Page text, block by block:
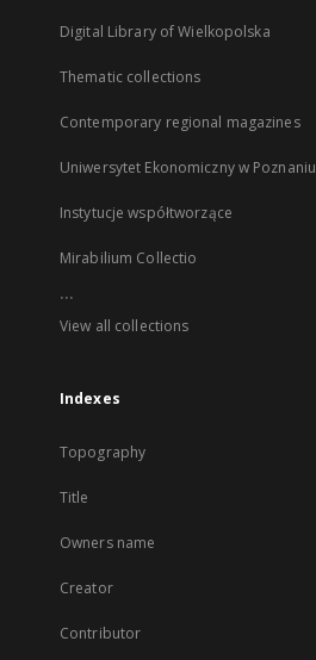
Digital Library of Wielkopolska
Thematic collections
Contemporary regional magazines
Uniwersytet Ekonomiczny w Poznaniu
Instytucje współtworzące
Mirabilium Collectio
...
View all collections
Indexes
Topography
Title
Owners name
Creator
Contributor